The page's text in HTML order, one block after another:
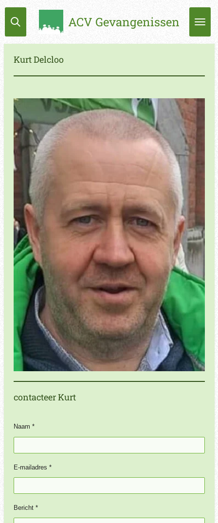
Ga
direct
de
hoofdinhoud
ACV Gevangenissen
Kurt Delcloo
contacteer Kurt
Naam *
E-mailadres *
Bericht *